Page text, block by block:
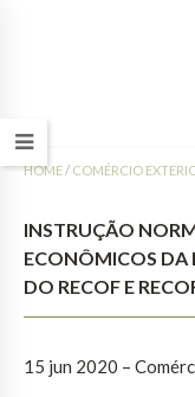
HOME/ COMÉRCIO
INSTRUÇÃO
ECONÔMICOS DA
DO RECOF E
15 jun 2020 –